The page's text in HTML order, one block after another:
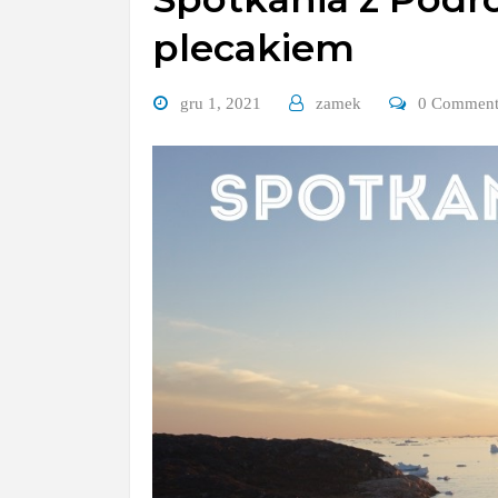
plecakiem
gru 1, 2021 zamek 0 Comment